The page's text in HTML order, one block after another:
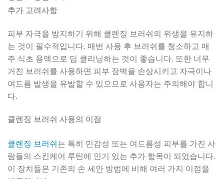
추가 고려사항
피부 자극을 방지하기 위해 클렌징 브러쉬의 위생을 유지하
는 것이 필수적입니다. 매번 사용 후 브러쉬를 청소하고 매
주 식초 용액으로 딥 클리닝하는 것이 좋습니다. 또한 너무
거친 브러쉬를 사용하면 피부 장벽을 손상시키고 자극이나
여드름 발생을 유발할 수 있으므로 사용자는 주의해야 합니
다.
클렌징 브러쉬 사용의 이점
클렌징 브러쉬 는 특히 민감성 또는 여드름성 피부를 가진 사
람들의 스킨케어 루틴에 인기 있는 추가 항목이 되었습니다.
이 장치들은 기존의 손 세안 방법에 비해 여러 가지 이점을